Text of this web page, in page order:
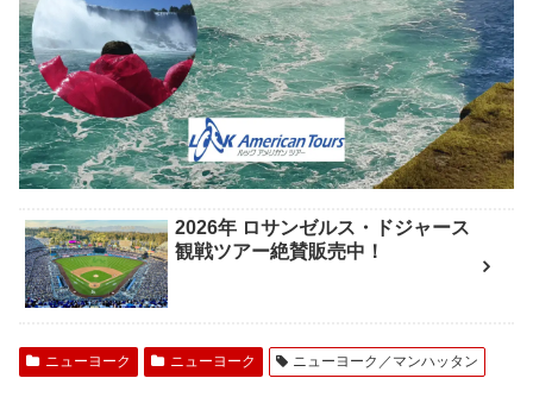
2026年 ロサンゼルス・ドジャース
観戦ツアー絶賛販売中！
ニューヨーク ニューヨーク ニューヨーク／マンハッタン